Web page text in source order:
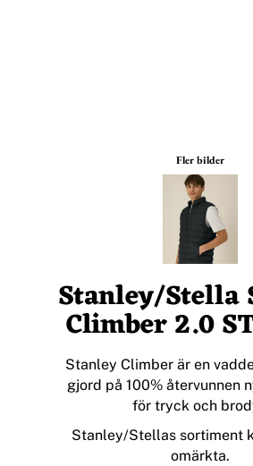
Fler bilder
Stanley/Stella
Climber 2.0
Stanley Climber är en
gjord på 100% återvunnen
för tryck och
Stanley/Stellas sortiment
omärkta.